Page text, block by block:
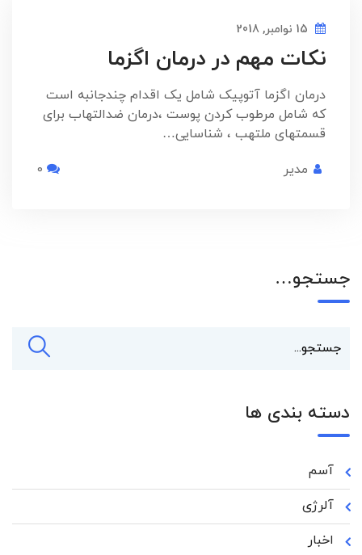
نکات مهم در درمان اگزما
درمان اگزما آتوپیک شامل یک اقدام چندجانبه است
که شامل مرطوب کردن پوست ،درمان ضدالتهاب برای
قسمتهای ملتهب ، شناسایی…
مدیر
جستجو…
دسته بندی ها
آسم
آلرژی
اخبار